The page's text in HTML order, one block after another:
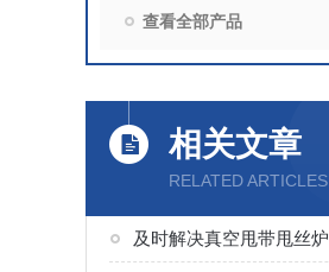
查看全部产品
相关文章
RELATED ARTICLES